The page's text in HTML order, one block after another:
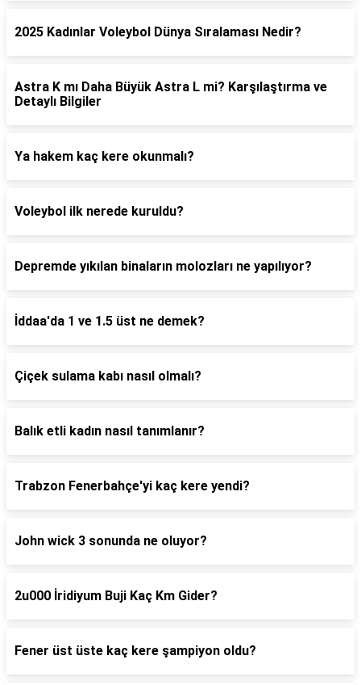
2025 Kadınlar Voleybol Dünya Sıralaması Nedir?
Astra K mı Daha Büyük Astra L mi? Karşılaştırma ve
Detaylı Bilgiler
Ya hakem kaç kere okunmalı?
Voleybol ilk nerede kuruldu?
Depremde yıkılan binaların molozları ne yapılıyor?
İddaa'da 1 ve 1.5 üst ne demek?
Çiçek sulama kabı nasıl olmalı?
Balık etli kadın nasıl tanımlanır?
Trabzon Fenerbahçe'yi kaç kere yendi?
John wick 3 sonunda ne oluyor?
2u000 İridiyum Buji Kaç Km Gider?
Fener üst üste kaç kere şampiyon oldu?